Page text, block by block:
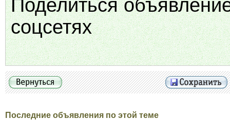
Поделиться
соцсетях
Последние объявления по этой теме